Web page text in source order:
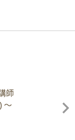
師
～